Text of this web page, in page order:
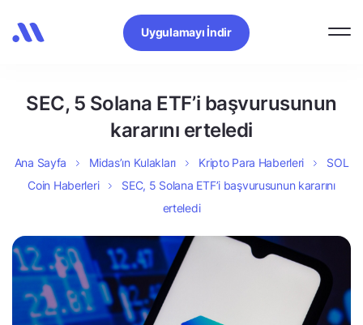
Uygulamayı İndir
SEC, 5 Solana ETF’i başvurusunun
kararını erteledi
Ana Sayfa Midas’ın Kulakları Kripto Para Haberleri
SOL
Coin Haberleri
SEC, 5 Solana ETF’i başvurusunun kararını
erteledi